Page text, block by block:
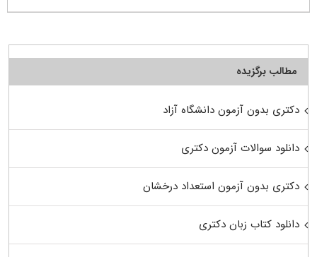
مطالب برگزیده
دکتری بدون آزمون دانشگاه آزاد
دانلود سوالات آزمون دکتری
دکتری بدون آزمون استعداد درخشان
دانلود کتاب زبان دکتری